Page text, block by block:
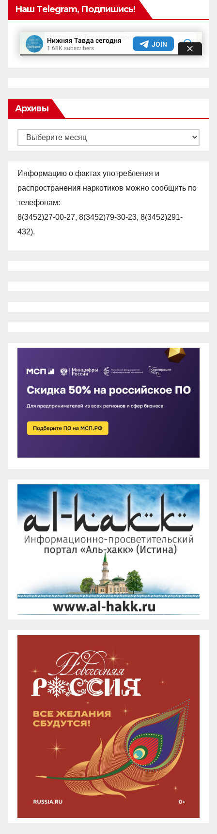
Наш Telegram, Подпишись!
Архивы
Архивы
Информацию о фактах употребления и
распространения наркотиков можно сообщить по
телефонам:
8(3452)27-00-27, 8(3452)79-30-23, 8(3452)291-
432).